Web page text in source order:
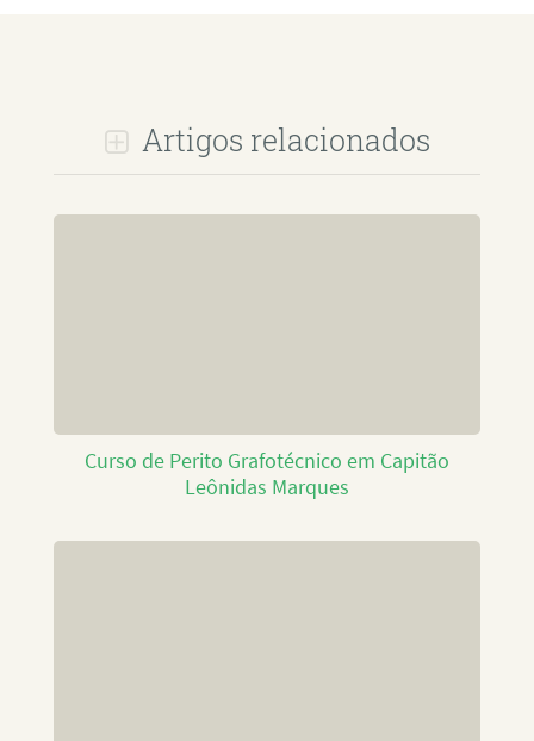
Artigos relacionados
Curso de Perito Grafotécnico em Capitão
Leônidas Marques